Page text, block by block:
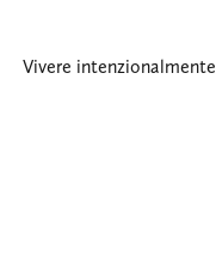
Vivere intenzionalmente